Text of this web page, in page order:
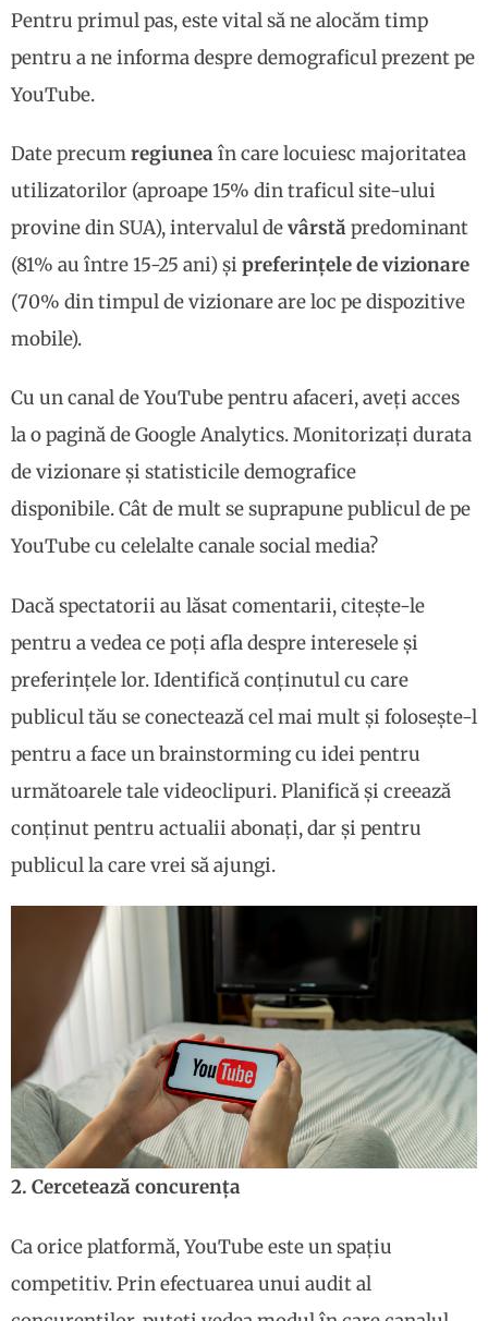
Pentru primul pas, este vital să ne alocăm timp
pentru a ne informa despre demograficul prezent pe
YouTube.
Date precumregiuneaîn care locuiesc majoritatea
utilizatorilor (aproape 15% din traficul site-ului
provine din SUA), intervalul devârstăpredominant
(81% au între 15-25 ani) și preferințele de vizionare
(70% din timpul de vizionare are loc pe dispozitive
mobile).
Cu un canal de YouTube pentru afaceri, aveți acces
la o pagină de Google Analytics. Monitorizați durata
de vizionare și statisticile demografice
disponibile. Cât de mult se suprapune publicul de pe
YouTube cu celelalte canale social media?
Dacă spectatorii au lăsat comentarii, citește-le
pentru a vedea ce poți afla despre interesele și
preferințele lor. Identifică conținutul cu care
publicul tău se conectează cel mai mult și folosește-l
pentru a face un brainstorming cu idei pentru
următoarele tale videoclipuri. Planifică și creează
conținut pentru actualii abonați, dar și pentru
publicul la care vrei să ajungi.
2. Cercetează concurența
Ca orice platformă, YouTube este un spațiu
competitiv. Prin efectuarea unui audit al